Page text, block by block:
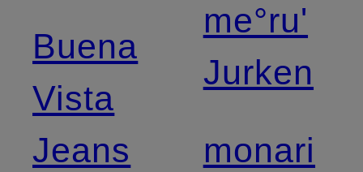
Buena
Vista
Jeans
me°ru'
Jurken
monari